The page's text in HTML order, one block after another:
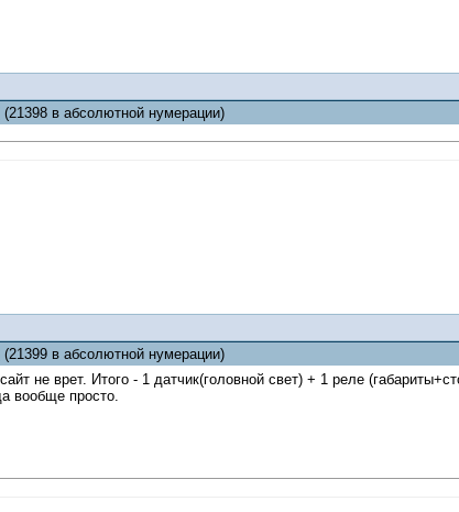
(21398 в абсолютной нумерации)
(21399 в абсолютной нумерации)
не врет. Итого - 1 датчик(головной свет) + 1 реле
вообще просто.